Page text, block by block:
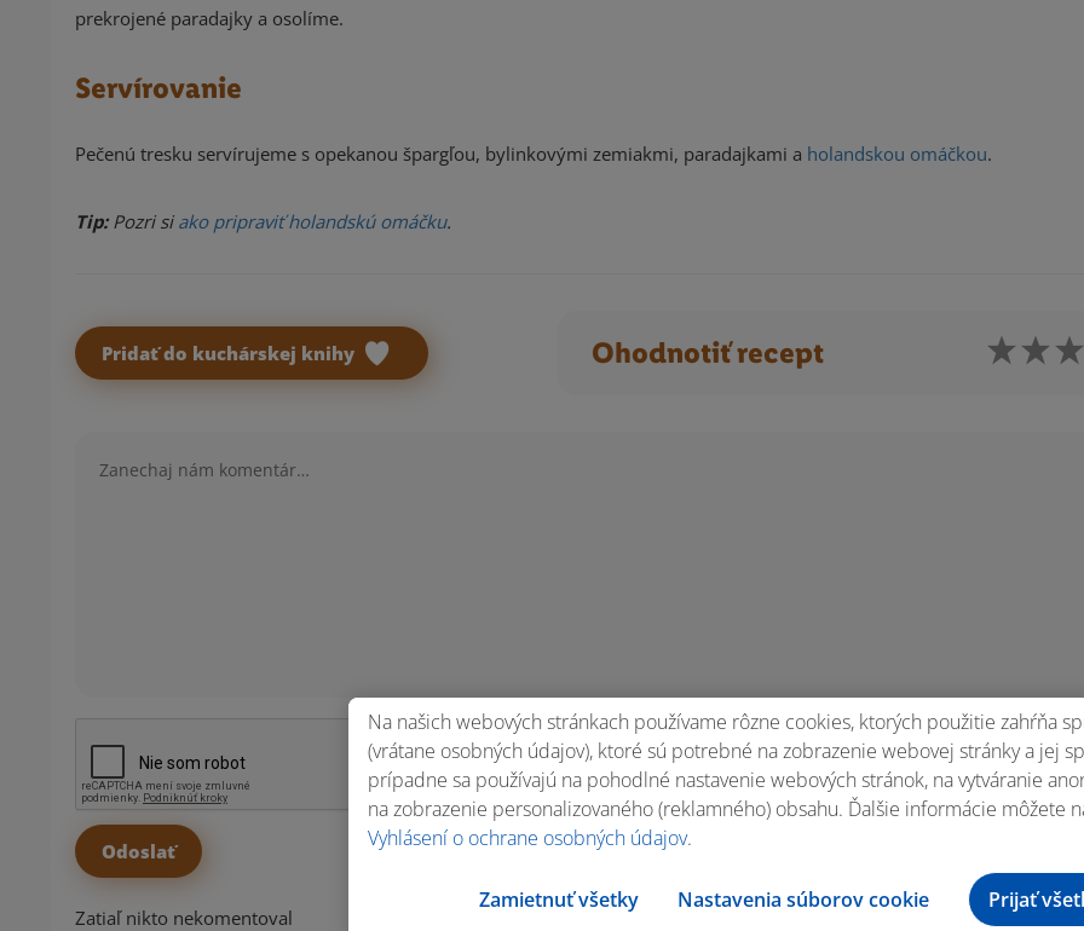
prekrojené paradajky a osolíme.
Servírovanie
Pečenú tresku servírujeme s opekanou špargľou, bylinkovými zemiakmi, paradajkami a holandskou omáčkou.
Tip:Pozri si ako pripraviť holandskú omáčku.
Pridať do kuchárskej knihy Ohodnotiť recept
Zatiaľ nikto nekomentoval
Na našich webových stránkach používame rôzne cookies, ktorých použitie zahŕňa
(vrátane osobných údajov), ktoré sú potrebné na zobrazenie webovej stránky a jej
prípadne sa používajú na pohodlné nastavenie webových stránok, na vytváranie
na zobrazenie personalizovaného (reklamného) obsahu. Ďalšie informácie môžete
Vyhlásení o ochrane osobných údajov.
Zamietnuť všetky Nastavenia súborov cookie Prijať